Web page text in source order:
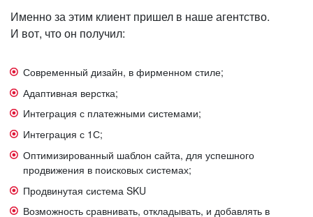
Именно за этим клиент пришел в наше агентство.
И вот, что он получил:
Современный дизайн, в фирменном стиле;
Адаптивная верстка;
Интеграция с платежными системами;
Интеграция с 1С;
Оптимизированный шаблон сайта, для успешного
продвижения в поисковых системах;
Продвинутая система SKU
Возможность сравнивать, откладывать, и добавлять в